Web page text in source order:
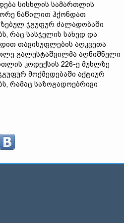
სისხლის სამართლის
ნაწილით ჰქონდათ
ჯგუფურ ძალადობაში
რაც სასჯელის სახედ და
თავისუფლების აღკვეთა
გალუსტაშვილმა აღნიშნული
კოდექსის 226-ე მუხლზე
მოქმედებაში აქტიურ
რამაც საზოგადოებრივი